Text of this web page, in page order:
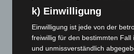
September 2023(133)
August 2023(134)
Juli 2023 (118)
k) Einwilligung
Einwilligung ist jede von der
freiwillig für den bestimmten Fall
und unmissverständlich